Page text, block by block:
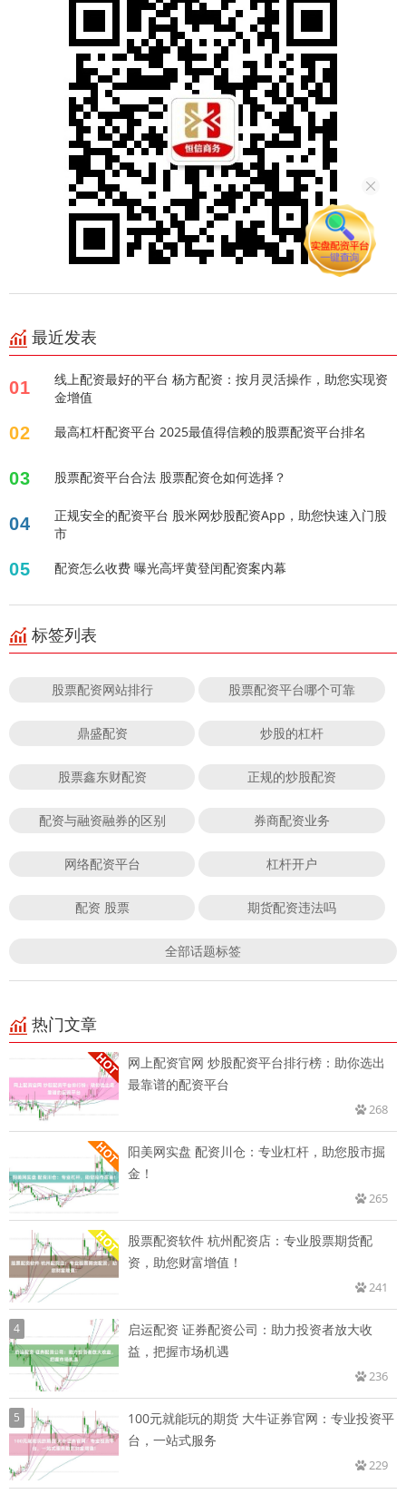
最近发表
01
线上配资最好的平台 杨方配资：按月灵活操作，助您实现资
金增值
02 最高杠杆配资平台 2025最值得信赖的股票配资平台排名
03 股票配资平台合法 股票配资仓如何选择？
04
正规安全的配资平台 股米网炒股配资App，助您快速入门股
市
05 配资怎么收费 曝光高坪黄登闰配资案内幕
标签列表
股票配资网站排行 股票配资平台哪个可靠
鼎盛配资 炒股的杠杆
股票鑫东财配资 正规的炒股配资
配资与融资融券的区别 券商配资业务
网络配资平台 杠杆开户
配资 股票 期货配资违法吗
全部话题标签
热门文章
网上配资官网 炒股配资平台排行榜：助你选出
最靠谱的配资平台
268
阳美网实盘 配资川仓：专业杠杆，助您股市掘
金！
265
股票配资软件 杭州配资店：专业股票期货配
资，助您财富增值！
241
4
启运配资 证券配资公司：助力投资者放大收
益，把握市场机遇
236
5
100元就能玩的期货 大牛证券官网：专业投资平
台，一站式服务
229